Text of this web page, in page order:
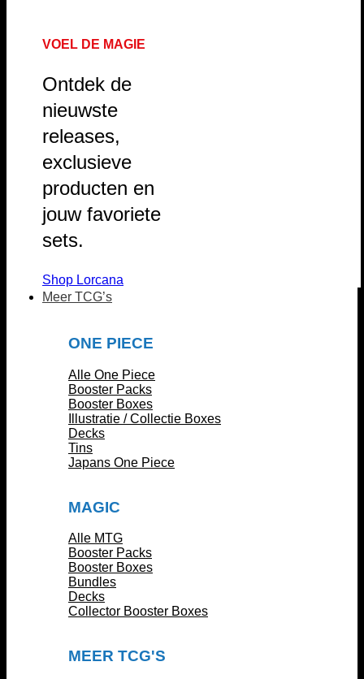
VOEL DE MAGIE
Ontdek de
nieuwste
releases,
exclusieve
producten en
jouw favoriete
sets.
Shop Lorcana
Meer TCG’s
ONE PIECE
Alle One Piece
Booster Packs
Booster Boxes
Illustratie / Collectie Boxes
Decks
Tins
Japans One Piece
MAGIC
Alle MTG
Booster Packs
Booster Boxes
Bundles
Decks
Collector Booster Boxes
MEER TCG'S